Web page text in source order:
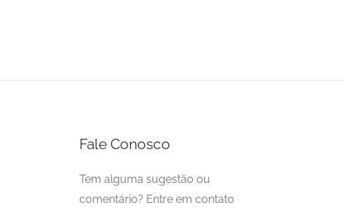
Fale Conosco
Tem alguma sugestão ou
comentário? Entre em contato